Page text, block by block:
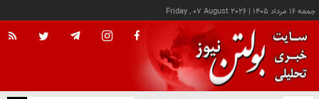
جمعه ۱۶ مرداد ۱۴۰۵ |
Friday , 07 August 2026